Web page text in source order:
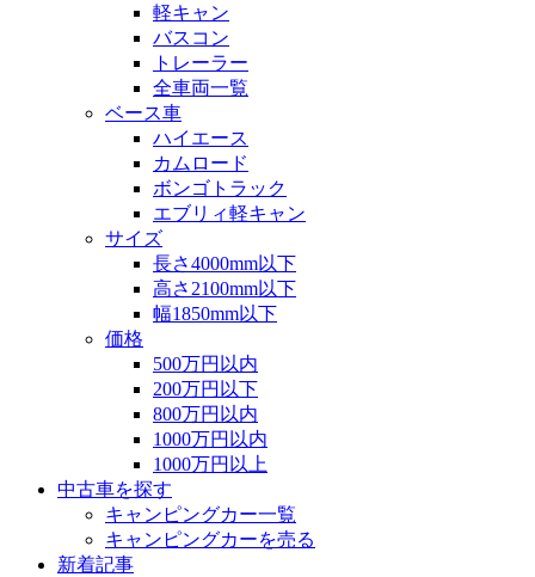
軽キャン
バスコン
トレーラー
全車両一覧
ベース車
ハイエース
カムロード
ボンゴトラック
エブリィ軽キャン
サイズ
長さ4000mm以下
高さ2100mm以下
幅1850mm以下
価格
500万円以内
200万円以下
800万円以内
1000万円以内
1000万円以上
中古車を探す
キャンピングカー一覧
キャンピングカーを売る
新着記事